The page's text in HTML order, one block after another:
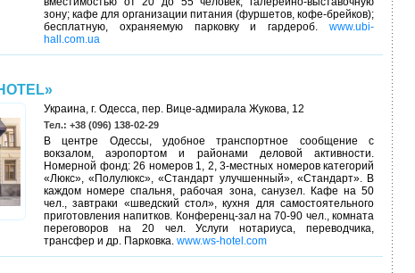
зону; кафе для организации питания (фуршетов, кофе-брейков);
бесплатную, охраняемую парковку и гардероб. www.ubi-
hall.com.ua
Украина, г. Одесса, пер. Вице-адмирала Жукова, 12
Тел.: +38 (096) 138-02-29
В центре Одессы, удобное транспортное сообщение с
вокзалом, аэропортом и районами деловой активности.
Номерной фонд: 26 номеров 1, 2, 3-местных номеров категорий
«Люкс», «Полулюкс», «Стандарт улучшенный», «Стандарт». В
каждом номере спальня, рабочая зона, санузел. Кафе на 50
чел., завтраки «шведский стол», кухня для самостоятельного
приготовления напитков. Конференц-зал на 70-90 чел., комната
переговоров на 20 чел. Услуги нотариуса, переводчика,
трансфер и др. Парковка. www.ws-hotel.com